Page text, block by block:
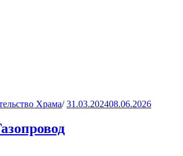
Храма/ 31.03.202408.06.2026